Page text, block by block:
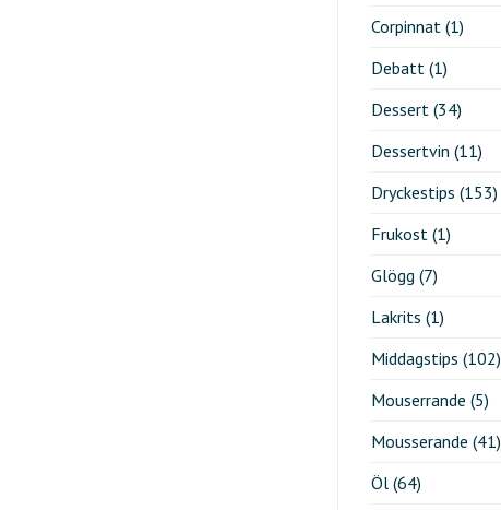
Corpinnat(1)
Debatt(1)
Dessert(34)
Dessertvin (11)
Dryckestips (153)
Frukost(1)
Glögg (7)
Lakrits (1)
Middagstips (102)
Mouserrande (5)
Mousserande (41)
Öl(64)